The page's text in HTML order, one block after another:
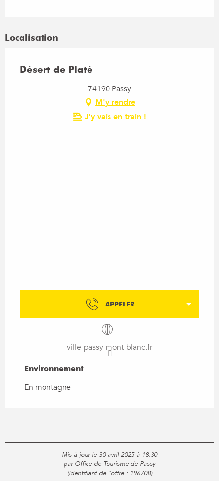
Localisation
Désert de Platé
74190 Passy
M'y rendre
J'y vais en train !
APPELER
ville-passy-mont-blanc.fr
Environnement
Environnement
En montagne
Mis à jour le 30 avril 2025 à 18:30
par Office de Tourisme de Passy
(Identifiant de l'offre : 196708)